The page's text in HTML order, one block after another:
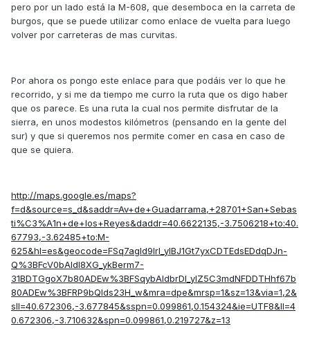
pero por un lado está la M-608, que desemboca en la carreta de
burgos, que se puede utilizar como enlace de vuelta para luego
volver por carreteras de mas curvitas.
Por ahora os pongo este enlace para que podáis ver lo que he
recorrido, y si me da tiempo me curro la ruta que os digo haber
que os parece. Es una ruta la cual nos permite disfrutar de la
sierra, en unos modestos kilómetros (pensando en la gente del
sur) y que si queremos nos permite comer en casa en caso de
que se quiera.
http://maps.google.es/maps?
f=d&source=s_d&saddr=Av+de+Guadarrama,+28701+San+Sebas
ti%C3%A1n+de+los+Reyes&daddr=40.6622135,-3.7506218+to:40.
67793,-3.62485+to:M-
625&hl=es&geocode=FSq7agId9IrI_ylBJ1Gt7yxCDTEdsEDdqDJn-
Q%3BFcV0bAIdI8XG_ykBerm7-
31BDTGgoX7b80ADEw%3BFSqybAIdbrDI_ylZ5C3mdNFDDTHhf67b
80ADEw%3BFRP9bQIds23H_w&mra=dpe&mrsp=1&sz=13&via=1,2&
sll=40.672306,-3.677845&sspn=0.099861,0.154324&ie=UTF8&ll=4
0.672306,-3.710632&spn=0.099861,0.219727&z=13